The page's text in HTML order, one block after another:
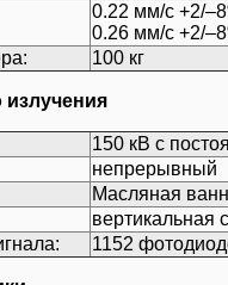
0.22 мм/с +2/
0.26 мм/с +2/
100 кг
излучения
150 кВ с
непрерывный
Масляная
вертикальная
1152